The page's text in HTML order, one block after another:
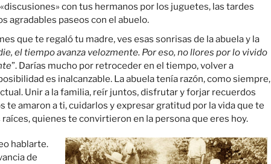
con tus hermanos por los juguetes, las tardes
agradables paseos con el abuelo.
que te regaló tu madre, ves esas sonrisas de la abuela y la
el tiempo avanza velozmente. Por eso, no llores por lo vivido
”. Darías mucho por retroceder en el tiempo, volver a
es inalcanzable. La abuela tenía razón, como siempre,
Unir a la familia, reír juntos, disfrutar y forjar recuerdos
amaron a ti, cuidarlos y expresar gratitud por la vida que te
quienes te convirtieron en la persona que eres hoy.
hablarte.
de